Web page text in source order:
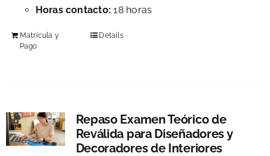
Horas contacto: 18 horas
Matrícula y
Pago
Details
Repaso Examen Teórico de
Reválida para Diseñadores y
Decoradores de Interiores